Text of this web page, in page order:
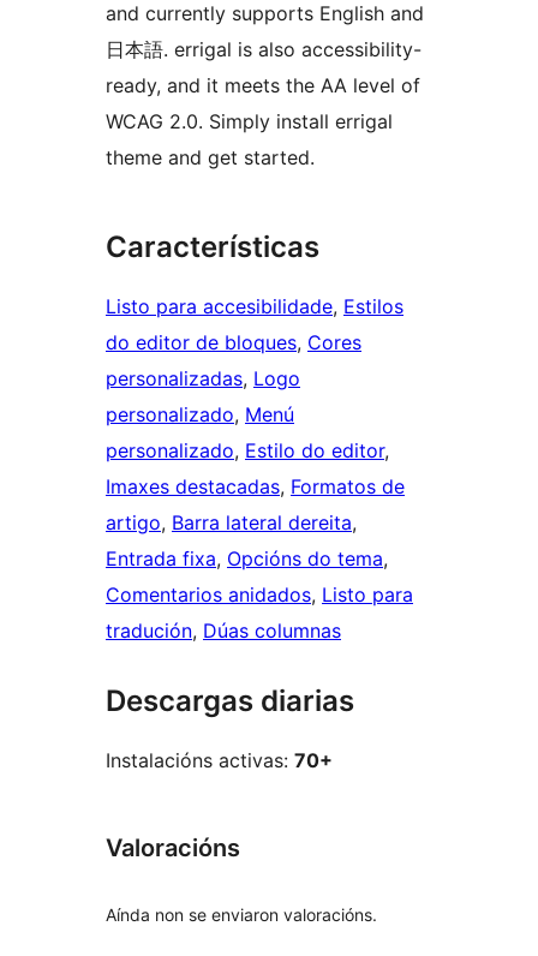
and currently supports English and
日本語. errigal is also accessibility-
ready, and it meets the AA level of
WCAG 2.0. Simply install errigal
theme and get started.
Características
Listo para accesibilidade, Estilos
do editor de bloques, Cores
personalizadas, Logo
personalizado, Menú
personalizado, Estilo do editor
Imaxes destacadas, Formatos de
artigo, Barra lateral dereita
Entrada fixa, Opcións do tema
Comentarios anidados, Listo para
tradución, Dúas columnas
Descargas diarias
Instalacións activas: 70+
Valoracións
Aínda non se enviaron valoracións.